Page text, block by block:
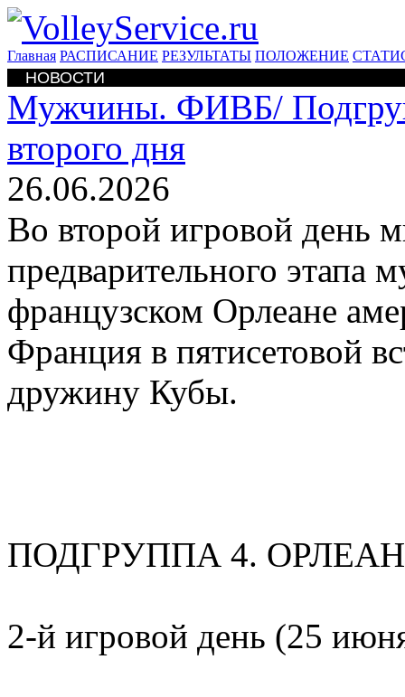
Главная РАСПИСАНИЕ РЕЗУЛЬТАТЫ ПОЛОЖЕНИЕ
НОВОСТИ
Мужчины. ФИВБ/
второго дня
26.06.2026
Во второй игровой день
предварительного этапа
французском Орлеане
Франция в пятисетовой
дружину Кубы.
ПОДГРУППА 4.
2-й игровой день (25